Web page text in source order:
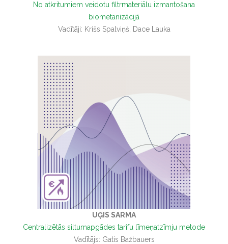
No atkritumiem veidotu filtrmateriālu izmantošana
biometanizācijā
Vadītāji: Krišs Spalviņš, Dace Lauka
UĢIS SARMA
Centralizētās siltumapgādes tarifu līmeņatzīmju metode
Vadītājs: Gatis Bažbauers